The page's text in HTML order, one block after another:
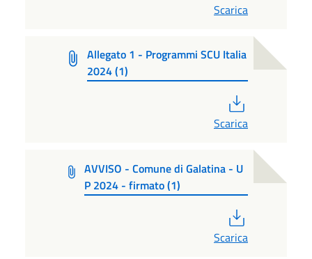
Scarica
Allegato 1 - Programmi SCU Italia
2024 (1)
Scarica
AVVISO - Comune di Galatina - U
P 2024 - firmato (1)
Scarica